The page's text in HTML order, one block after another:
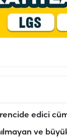
edici
ve